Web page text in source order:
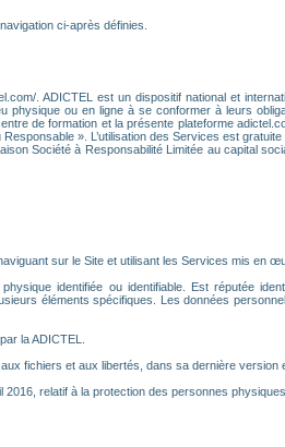
ci-après définies.
. ADICTEL est un dispositif national et
ou en ligne à se conformer à leurs
de formation et la présente plateforme
». L’utilisation des Services est
Société à Responsabilité Limitée au capital
sur le Site et utilisant les Services mis en
identifiée ou identifiable. Est réputée
éléments spécifiques. Les données
la ADICTEL.
fichiers et aux libertés, dans sa dernière version
relatif à la protection des personnes